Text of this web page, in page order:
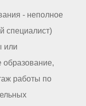
- неполное
специалист)
или
образование,
работы по